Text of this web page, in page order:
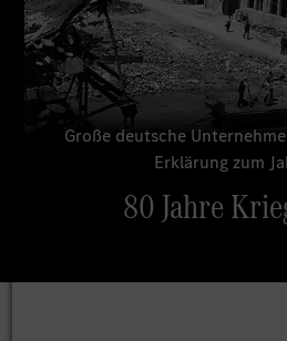
Große deutsche
Erklärung zum
80 Jahre